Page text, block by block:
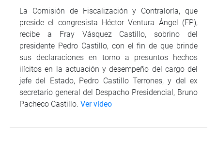
La Comisión de Fiscalización y Contraloría, que
preside el congresista Héctor Ventura Ángel (FP),
recibe a Fray Vásquez Castillo, sobrino del
presidente Pedro Castillo, con el fin de que brinde
sus declaraciones en torno a presuntos hechos
ilícitos en la actuación y desempeño del cargo del
jefe del Estado, Pedro Castillo Terrones, y del ex
secretario general del Despacho Presidencial, Bruno
Pacheco Castillo. Ver vídeo